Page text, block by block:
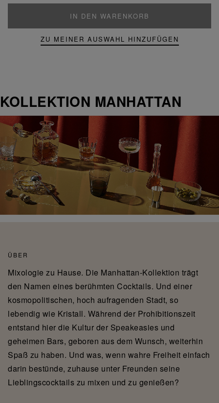
IN DEN WARENKORB
ZU MEINER AUSWAHL HINZUFÜGEN
KOLLEKTION MANHATTAN
ÜBER
Mixologie zu Hause. Die Manhattan-Kollektion trägt
den Namen eines berühmten Cocktails. Und einer
kosmopolitischen, hoch aufragenden Stadt, so
lebendig wie Kristall. Während der Prohibitionszeit
entstand hier die Kultur der Speakeasies und
geheimen Bars, geboren aus dem Wunsch, weiterhin
Spaß zu haben. Und was, wenn wahre Freiheit einfach
darin bestünde, zuhause unter Freunden seine
Lieblingscocktails zu mixen und zu genießen?